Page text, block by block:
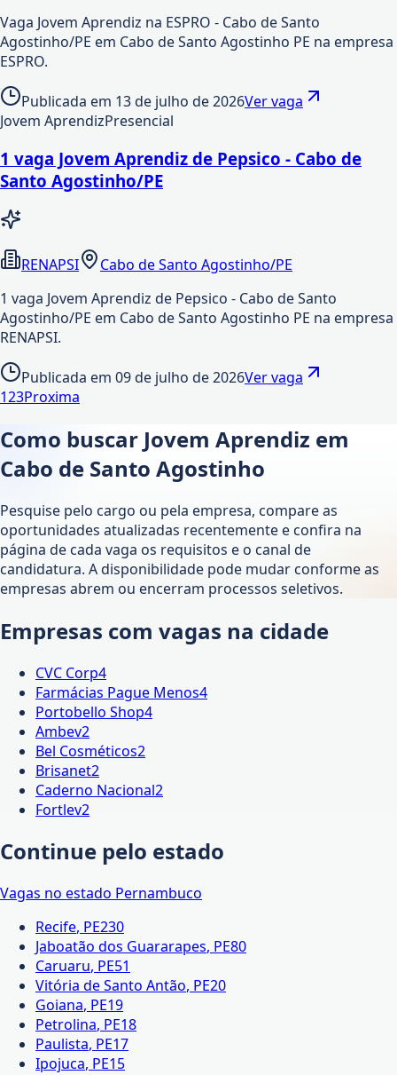
Vaga Jovem Aprendiz na ESPRO - Cabo de Santo
Agostinho/PE em Cabo de Santo Agostinho PE na empresa
ESPRO.
Publicada em 13 de julho de 2026Ver vaga
Jovem AprendizPresencial
1 vaga Jovem Aprendiz de Pepsico - Cabo de
Santo Agostinho/PE
RENAPSI
Cabo de Santo Agostinho/PE
1 vaga Jovem Aprendiz de Pepsico - Cabo de Santo
Agostinho/PE em Cabo de Santo Agostinho PE na empresa
RENAPSI.
Publicada em 09 de julho de 2026Ver vaga
123Proxima
Como buscar Jovem Aprendiz em
Cabo de Santo Agostinho
Pesquise pelo cargo ou pela empresa, compare as
oportunidades atualizadas recentemente e confira na
página de cada vaga os requisitos e o canal de
candidatura. A disponibilidade pode mudar conforme as
empresas abrem ou encerram processos seletivos.
Empresas com vagas na cidade
CVC Corp4
Farmácias Pague Menos4
Portobello Shop4
Ambev2
Bel Cosméticos2
Brisanet2
Caderno Nacional2
Fortlev2
Continue pelo estado
Vagas no estado Pernambuco
Recife, PE230
Jaboatão dos Guararapes, PE80
Caruaru, PE51
Vitória de Santo Antão, PE20
Goiana, PE19
Petrolina, PE18
Paulista, PE17
Ipojuca, PE15